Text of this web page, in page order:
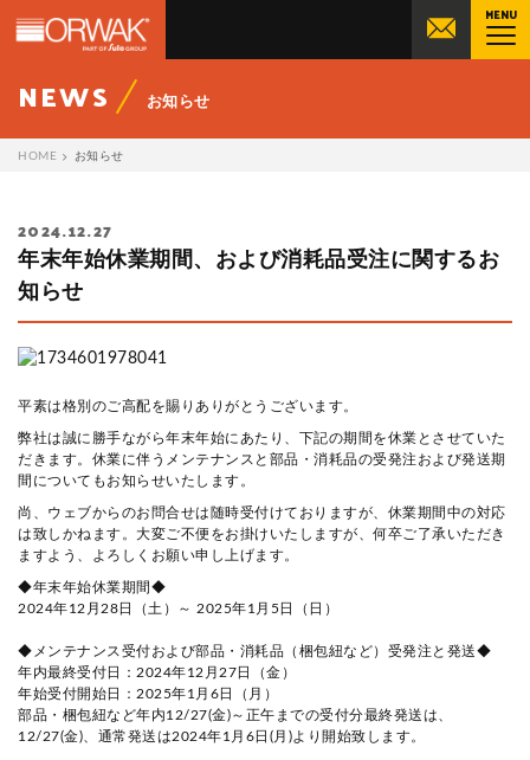
MENU
オーワックジャパン株式会社 |
NEWS お知らせ
HOME お知らせ
2024.12.27
年末年始休業期間、および消耗品受注に関するお
知らせ
平素は格別のご高配を賜りありがとうございます。
弊社は誠に勝手ながら年末年始にあたり、下記の期間を休業とさせていた
だきます。休業に伴うメンテナンスと部品・消耗品の受発注および発送期
間についてもお知らせいたします。
尚、ウェブからのお問合せは随時受付けておりますが、休業期間中の対応
は致しかねます。大変ご不便をお掛けいたしますが、何卒ご了承いただき
ますよう、よろしくお願い申し上げます。
◆年末年始休業期間◆
2024年12 月 28日（土）～ 2025年1 月5日（日）
◆メンテナンス受付および部品・消耗品（梱包紐など）受発注と発送◆
年内最終受付日： 2024年12 月 27日（金）
年始受付開始日： 2025年1 月6日（月）
部品・梱包紐など年内12/27(金)～正午までの受付分最終発送は、
12/27(金) 、通常発送は2024年1 月6日 (月 )より開始致します。